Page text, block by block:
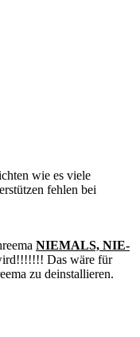
wie es viele
fehlen bei
NIEMALS, NIE-
Das wäre für
zu deinstallieren.